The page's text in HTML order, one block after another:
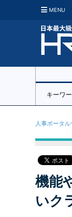
MENU
キーワ
人事ポータル
機能
いク